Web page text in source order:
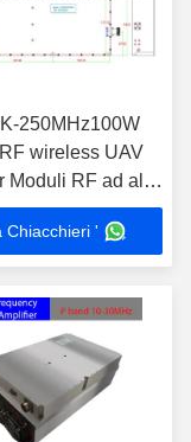
250MHz100W
wireless UAV
Moduli RF ad alta
Amplificatore RF
larga
Chiacchieri '